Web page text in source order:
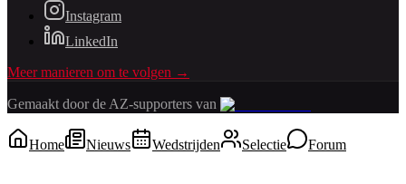
Instagram
LinkedIn
Meer manieren om te volgen →
Gemaakt door de AZ-supporters van
Home Nieuws Wedstrijden Selectie Forum